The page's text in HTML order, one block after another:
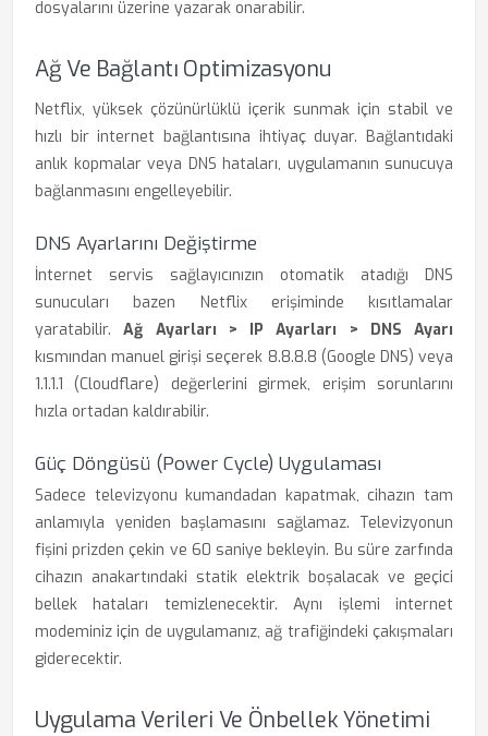
dosyalarını üzerine yazarak onarabilir.
Ağ Ve Bağlantı Optimizasyonu
Netflix, yüksek çözünürlüklü içerik sunmak için stabil ve
hızlı bir internet bağlantısına ihtiyaç duyar. Bağlantıdaki
anlık kopmalar veya DNS hataları, uygulamanın sunucuya
bağlanmasını engelleyebilir.
DNS Ayarlarını Değiştirme
İnternet servis sağlayıcınızın otomatik atadığı DNS
sunucuları bazen Netflix erişiminde kısıtlamalar
yaratabilir.Ağ Ayarları > IP Ayarları > DNS Ayarı
kısmından manuel girişi seçerek 8.8.8.8 (Google DNS) veya
1.1.1.1 (Cloudflare) değerlerini girmek, erişim sorunlarını
hızla ortadan kaldırabilir.
Güç Döngüsü (Power Cycle) Uygulaması
Sadece televizyonu kumandadan kapatmak, cihazın tam
anlamıyla yeniden başlamasını sağlamaz. Televizyonun
fişini prizden çekin ve 60 saniye bekleyin. Bu süre zarfında
cihazın anakartındaki statik elektrik boşalacak ve geçici
bellek hataları temizlenecektir. Aynı işlemi internet
modeminiz için de uygulamanız, ağ trafiğindeki çakışmaları
giderecektir.
Uygulama Verileri Ve Önbellek Yönetimi